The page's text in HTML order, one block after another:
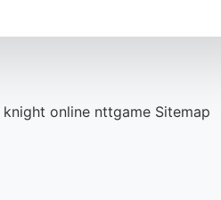
knight online nttgame Sitemap